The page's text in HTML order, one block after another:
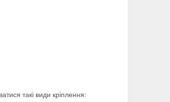
такі види кріплення: